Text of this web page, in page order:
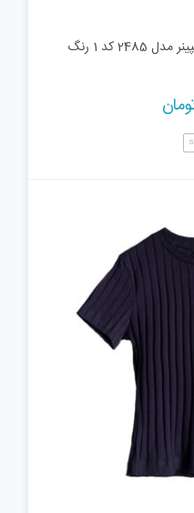
تی شرت آستین کوتاه زنانه بادی اسپینر مدل 2485 کد 1 رنگ